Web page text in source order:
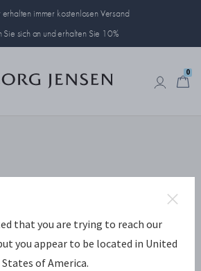
immer kostenlosen Versand
sich an und erhalten Sie 10%
0
that you are trying to reach our
you appear to be located in United
States of America.